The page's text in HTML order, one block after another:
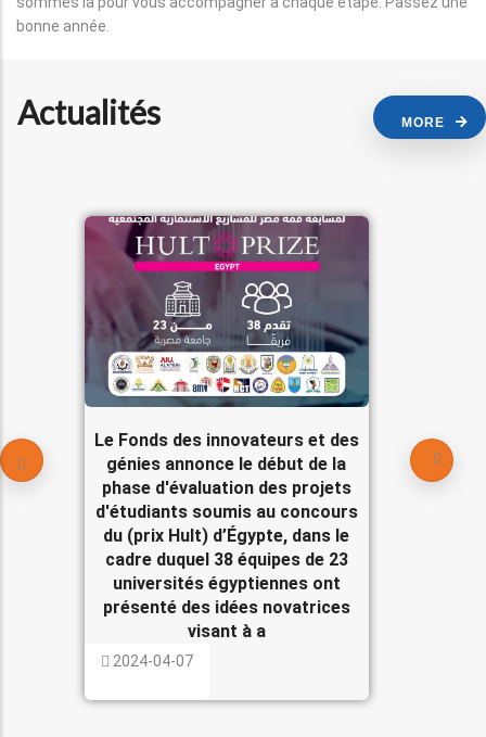
bonne année.
Actualités MORE
Le Fonds des innovateurs et des
génies annonce le début de la
phase d'évaluation des projets
d'étudiants soumis au concours
du (prix Hult) d’Égypte, dans le
cadre duquel 38 équipes de 23
universités égyptiennes ont
présenté des idées novatrices
visant à a
2024-04-07